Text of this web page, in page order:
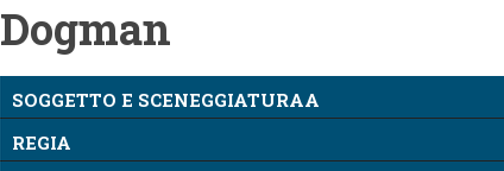
Dogman
SOGGETTO E SCENEGGIATURAA
REGIA